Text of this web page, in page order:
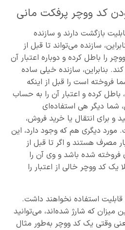
کد ووچر پرفکت مانی
بازگشت دارند و سازنده
سازنده می‌تواند تا قبل از
را باطل کرده و دوباره اعتبار آن
بنابراین، سازنده خیلی ساده
فروخته است را قبل از اینکه
باطل کرده و اعتبار آن را به حساب
شما دیگر هی استفاده‌ای
و برای انتقال یا خرید فروش،
مورد دیگری هم که وجود دارد، این
مصرف هستند و اگر تا قبل از
فروخته شده باشد و وی آن را
کد ووچر خالی از اعتبار را
استفاده نخواهند داشت.
میزان که شارژ شده‌اند، می‌توانید
وقتی یک کد ووچر به‌طور مثال